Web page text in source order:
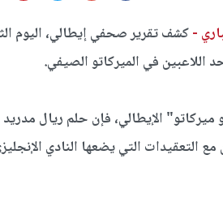
-كشف تقرير صحفي إيطالي، اليوم
اللاعبين في الميركاتو الصيفي.
ميركاتو" الإيطالي، فإن حلم ريال
مع التعقيدات التي يضعها النادي